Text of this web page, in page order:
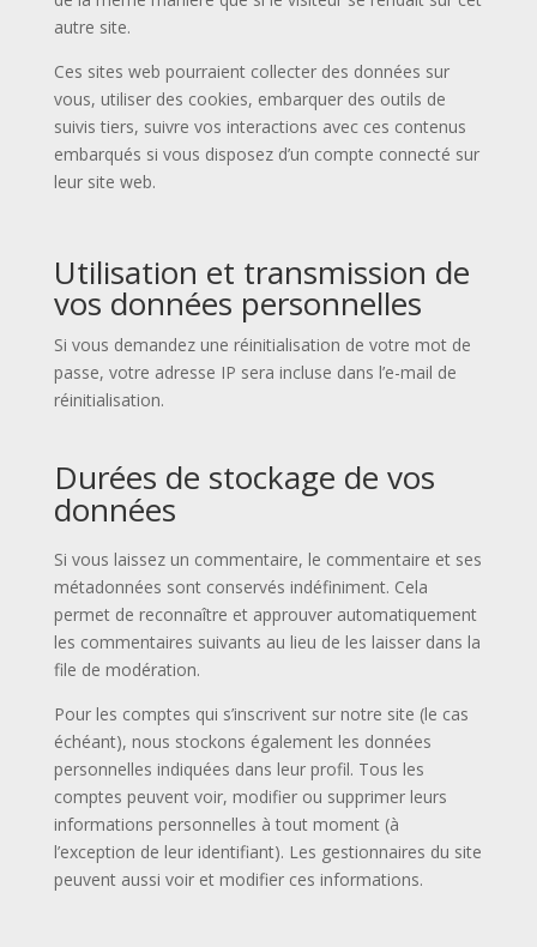
autre site.
Ces sites web pourraient collecter des données sur
vous, utiliser des cookies, embarquer des outils de
suivis tiers, suivre vos interactions avec ces contenus
embarqués si vous disposez d’un compte connecté sur
leur site web.
Utilisation et transmission de
vos données personnelles
Si vous demandez une réinitialisation de votre mot de
passe, votre adresse IP sera incluse dans l’e-mail de
réinitialisation.
Durées de stockage de vos
données
Si vous laissez un commentaire, le commentaire et ses
métadonnées sont conservés indéfiniment. Cela
permet de reconnaître et approuver automatiquement
les commentaires suivants au lieu de les laisser dans la
file de modération.
Pour les comptes qui s’inscrivent sur notre site (le cas
échéant), nous stockons également les données
personnelles indiquées dans leur profil. Tous les
comptes peuvent voir, modifier ou supprimer leurs
informations personnelles à tout moment (à
l’exception de leur identifiant). Les gestionnaires du site
peuvent aussi voir et modifier ces informations.